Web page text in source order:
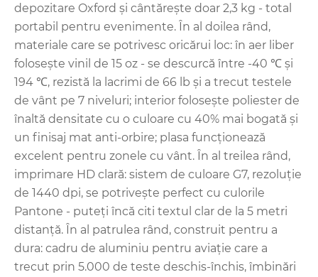
depozitare Oxford și cântărește doar 2,3 kg - total
portabil pentru evenimente. În al doilea rând,
materiale care se potrivesc oricărui loc: în aer liber
folosește vinil de 15 oz - se descurcă între -40 ℃ și
194 ℃, rezistă la lacrimi de 66 lb și a trecut testele
de vânt pe 7 niveluri; interior folosește poliester de
înaltă densitate cu o culoare cu 40% mai bogată și
un finisaj mat anti-orbire; plasa funcționează
excelent pentru zonele cu vânt. În al treilea rând,
imprimare HD clară: sistem de culoare G7, rezoluție
de 1440 dpi, se potrivește perfect cu culorile
Pantone - puteți încă citi textul clar de la 5 metri
distanță. În al patrulea rând, construit pentru a
dura: cadru de aluminiu pentru aviație care a
trecut prin 5.000 de teste deschis-închis, îmbinări